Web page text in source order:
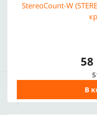
StereoCount-W
58
В